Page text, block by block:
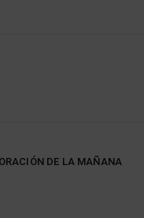
ORACIÓN DE LA MAÑANA